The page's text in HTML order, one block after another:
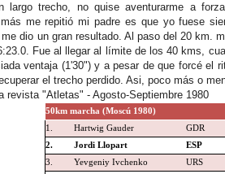
largo trecho, no quise aventurarme a
me repitió mi padre es que yo fuese
dio un gran resultado. Al paso del 20 km.
Fue al llegar al límite de los 40 kms,
ventaja (1'30") y a pesar de que forcé el
el trecho perdido. Asi, poco más o
revista "Atletas" - Agosto-Septiembre 1980
50km marcha (Moscú 1980)
1.
Hartwig Gauder GDR
2.
Jordi Llopart ESP
3.
Yevgeniy Ivchenko URS